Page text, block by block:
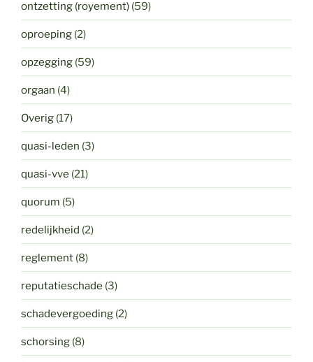
ontzetting (royement) (59)
oproeping (2)
opzegging (59)
orgaan (4)
Overig (17)
quasi-leden (3)
quasi-vve (21)
quorum (5)
redelijkheid (2)
reglement (8)
reputatieschade (3)
schadevergoeding (2)
schorsing (8)